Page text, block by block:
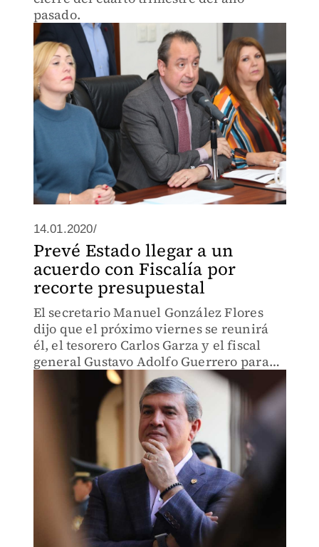
pasado.
14.01.2020/
Prevé Estado llegar a un
acuerdo con Fiscalía por
recorte presupuestal
El secretario Manuel González Flores
dijo que el próximo viernes se reunirá
él, el tesorero Carlos Garza y el fiscal
general Gustavo Adolfo Guerrero para
llegar a un acuerdo definitivo sobre el
presupuesto.